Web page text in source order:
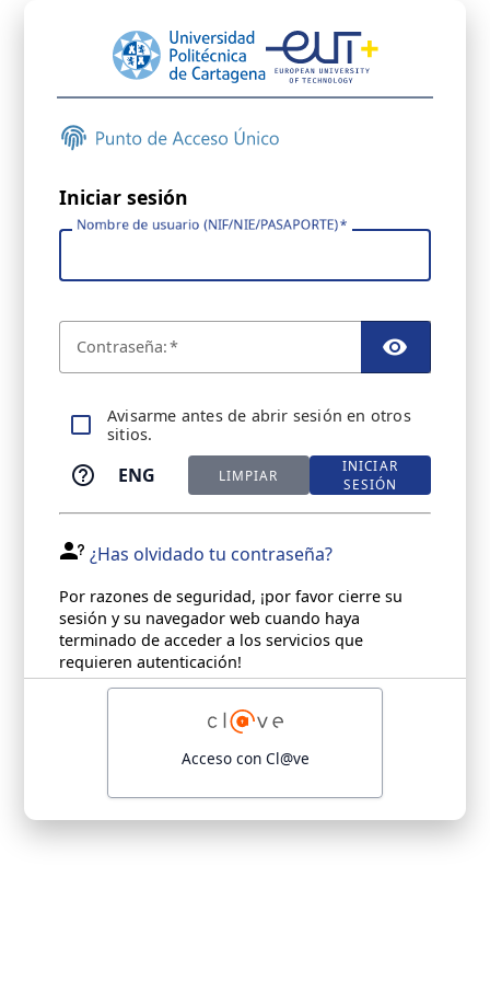
Iniciar sesión
Nombre de usuario (NIF/NIE/PASAPORTE)
Contraseña:
Avisarme antes de abrir sesión en otros
sitios.
ENG LIMPIAR
INICIAR
SESIÓN
¿Has olvidado tu contraseña?
Por razones de seguridad, ¡por favor cierre su
sesión y su navegador web cuando haya
terminado de acceder a los servicios que
requieren autenticación!